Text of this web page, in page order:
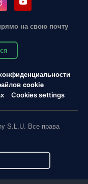
на свою почту
cookie
Cookies settings
S.L.U. Все права